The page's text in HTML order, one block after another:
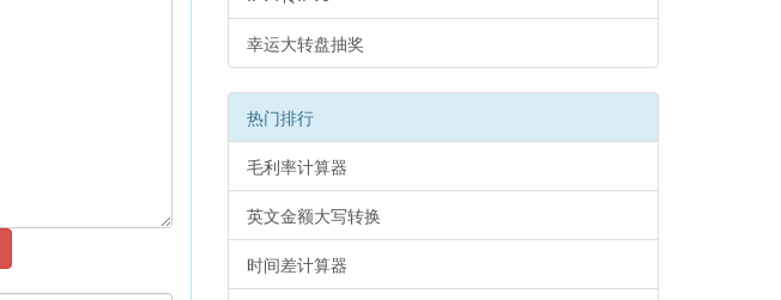
幸运大转盘抽奖
热门排行
毛利率计算器
英文金额大写转换
时间差计算器